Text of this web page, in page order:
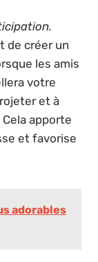
de créer un
les amis
votre
et à
apporte
et favorise
adorables